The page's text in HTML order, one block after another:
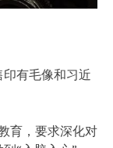
印有毛像和习近
育，要求深化对